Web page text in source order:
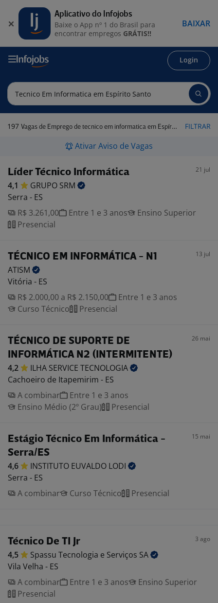
Login
197 Vagas de Emprego de tecnico em informatica em Espírito Santo FILTRAR
Ativar Aviso de Vagas
Líder Técnico Informática 21 jul
4,1 GRUPO SRM
Serra - ES
R$ 3.261,00
Entre 1 e 3 anos
Ensino Superior
Presencial
TÉCNICO EM INFORMÁTICA - N1 13 jul
ATISM
Vitória - ES
R$ 2.000,00 a R$ 2.150,00
Entre 1 e 3 anos
Curso Técnico
Presencial
TÉCNICO DE SUPORTE DE
INFORMÁTICA N2 (INTERMITENTE)
26 mai
4,2 ILHA SERVICE TECNOLOGIA
Cachoeiro de Itapemirim - ES
A combinar
Entre 1 e 3 anos
Ensino Médio (2º Grau)
Presencial
Estágio Técnico Em Informática -
Serra/ES
15 mai
4,6 INSTITUTO EUVALDO LODI
Serra - ES
A combinar
Curso Técnico Presencial
Técnico De TI Jr 3 ago
4,5 Spassu Tecnologia e Serviços SA
Vila Velha - ES
A combinar
Entre 1 e 3 anos
Ensino Superior
Presencial
Aplicativo do Infojobs
Baixe o App nº 1 do Brasil para
encontrar empregos GRÁTIS!!
BAIXAR